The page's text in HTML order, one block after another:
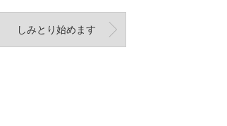
しみとり始めます